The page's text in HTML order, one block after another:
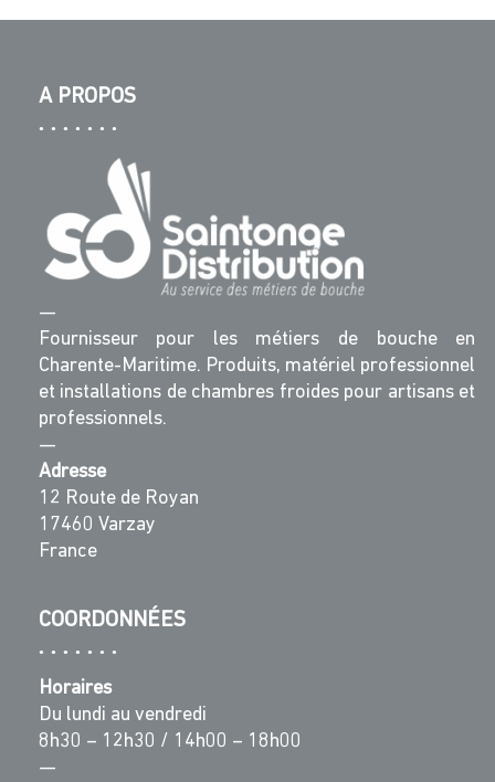
A PROPOS
—
Fournisseur pour les métiers de bouche en
Charente-Maritime. Produits, matériel professionnel
et installations de chambres froides pour artisans et
professionnels.
—
Adresse
12 Route de Royan
17460 Varzay
France
COORDONNÉES
Horaires
Du lundi au vendredi
8h30 – 12h30 / 14h00 – 18h00
—